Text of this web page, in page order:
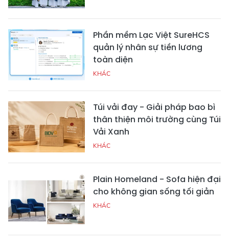
Phần mềm Lạc Việt SureHCS
quản lý nhân sự tiền lương
toàn diện
KHÁC
Túi vải đay - Giải pháp bao bì
thân thiện môi trường cùng Túi
Vải Xanh
KHÁC
Plain Homeland - Sofa hiện đại
cho không gian sống tối giản
KHÁC